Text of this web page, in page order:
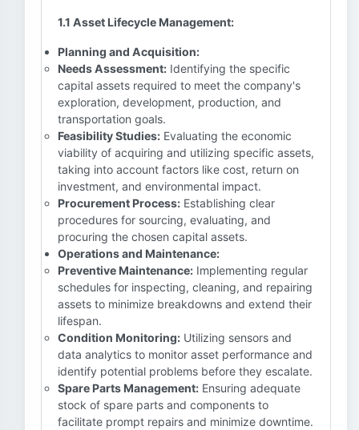
1.1 Asset Lifecycle Management:
Planning and Acquisition:
Needs Assessment: Identifying the specific
capital assets required to meet the company's
exploration, development, production, and
transportation goals.
Feasibility Studies: Evaluating the economic
viability of acquiring and utilizing specific assets,
taking into account factors like cost, return on
investment, and environmental impact.
Procurement Process: Establishing clear
procedures for sourcing, evaluating, and
procuring the chosen capital assets.
Operations and Maintenance:
Preventive Maintenance: Implementing regular
schedules for inspecting, cleaning, and repairing
assets to minimize breakdowns and extend their
lifespan.
Condition Monitoring: Utilizing sensors and
data analytics to monitor asset performance and
identify potential problems before they escalate.
Spare Parts Management: Ensuring adequate
stock of spare parts and components to
facilitate prompt repairs and minimize downtime.